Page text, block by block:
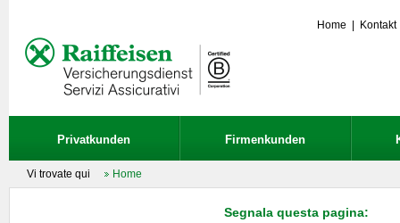
Home Kontakt
Privatkunden Firmenkunden
Vi trovate qui Home
Segnala questa pagina: